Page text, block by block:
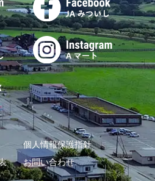
個人情報保護指針
お問い合わせ